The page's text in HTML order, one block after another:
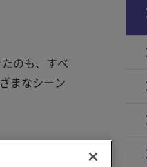
のも、すべ
まなシーン